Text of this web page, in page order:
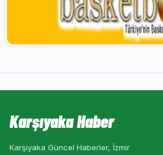
Karşıyaka Haber
Karşıyaka Güncel Haberler, İzmir